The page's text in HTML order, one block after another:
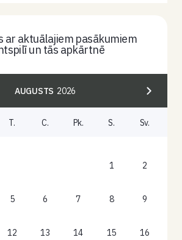
ar aktuālajiem pasākumiem
un tās apkārtnē
AUGUSTS 2026
T. C. Pk. S. Sv.
1 2
5 6 7 8 9
12 13 14 15 16